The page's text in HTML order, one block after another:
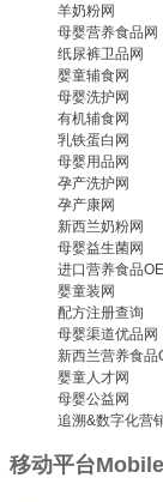
羊奶粉网
母婴营养食品网
纸尿裤卫品网
婴童辅食网
母婴洗护网
有机辅食网
乳铁蛋白网
母婴用品网
孕产洗护网
孕产康网
新西兰奶粉网
母婴益生菌网
进口营养食品
婴童装网
配方注册查询
母婴渠道优品网
新西兰营养食品
婴童人才网
母婴公益网
追溯&数字化营
移动平台Mobile